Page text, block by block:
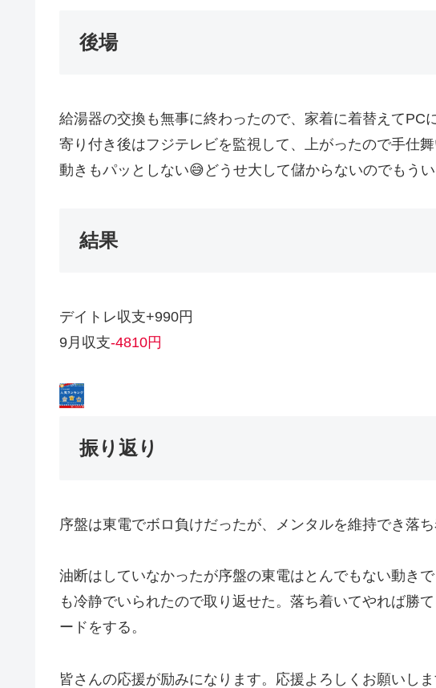
後場
給湯器の交換も無事に終わったので、家着に着替えてPC
寄り付き後はフジテレビを監視して、上がったので手仕
動きもパッとしない😅どうせ大して儲からないのでもうい
結果
デイトレ収支+990円
9月収支-4810円
振り返り
序盤は東電でボロ負けだったが、メンタルを維持でき落
油断はしていなかったが序盤の東電はとんでもない動き
も冷静でいられたので取り返せた。落ち着いてやれば勝
ードをする。
皆さんの応援が励みになります。応援よろしくお願いしま